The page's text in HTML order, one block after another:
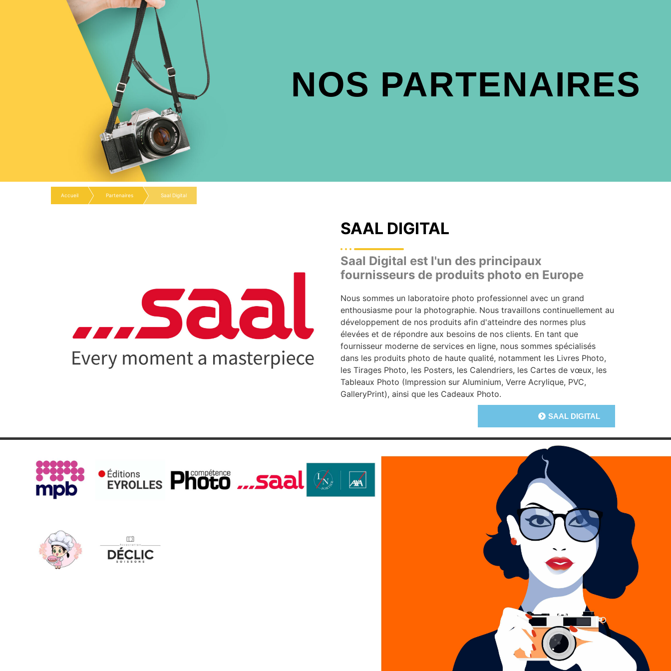
NOS PARTENAIRES
Accueil Partenaires Saal Digital
SAAL DIGITAL
Saal Digital est l'un des principaux
fournisseurs de produits photo en Europe
Nous sommes un laboratoire photo professionnel avec un grand
enthousiasme pour la photographie. Nous travaillons continuellement au
développement de nos produits afin d'atteindre des normes plus
élevées et de répondre aux besoins de nos clients. En tant que
fournisseur moderne de services en ligne, nous sommes spécialisés
dans les produits photo de haute qualité, notamment les Livres Photo,
les Tirages Photo, les Posters, les Calendriers, les Cartes de vœux, les
Tableaux Photo (Impression sur Aluminium, Verre Acrylique, PVC,
GalleryPrint), ainsi que les Cadeaux Photo.
SAAL DIGITAL